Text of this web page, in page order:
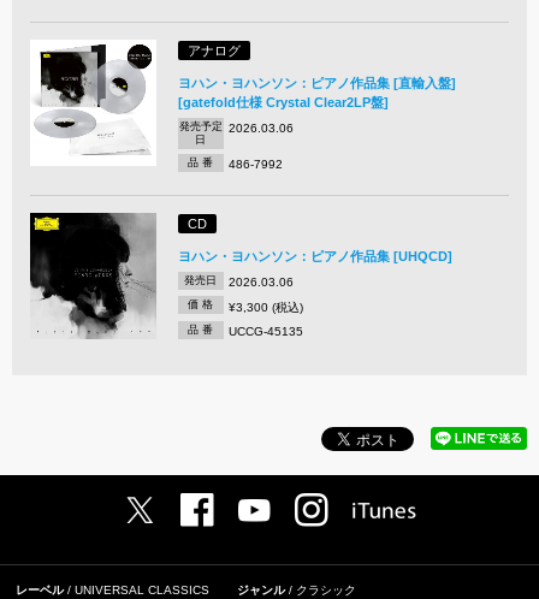
アナログ
ヨハン・ヨハンソン：ピアノ作品集 [直輸入盤]
[gatefold仕様 Crystal Clear2LP盤]
発売予定
日
2026.03.06
品 番 486-7992
CD
ヨハン・ヨハンソン：ピアノ作品集 [UHQCD]
発売日 2026.03.06
価 格 ¥3,300 (税込)
品 番 UCCG-45135
レーベル UNIVERSAL CLASSICS ジャンル クラシック